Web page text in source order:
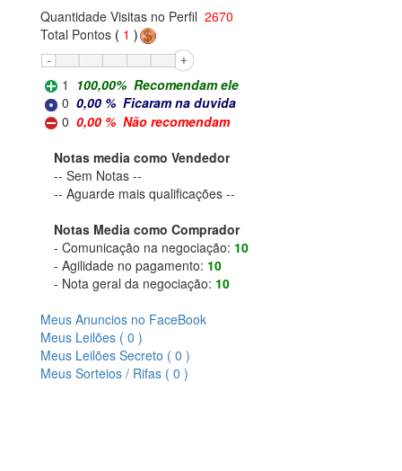
Quantidade Visitas no Perfil 2670
Total Pontos ( 1 )
1 100,00% Recomendam ele
0 0,00 % Ficaram na duvida
0 0,00 % Não recomendam
Notas media como Vendedor
-- Sem Notas --
-- Aguarde mais qualificações --
Notas Media como Comprador
- Comunicação na negociação: 10
- Agilidade no pagamento: 10
- Nota geral da negociação: 10
Meus Anuncios no FaceBook
Meus Leilões ( 0 )
Meus Leilões Secreto ( 0 )
Meus Sorteios / Rifas ( 0 )